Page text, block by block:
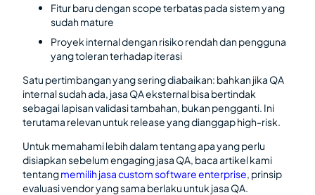
Fitur baru dengan scope terbatas pada sistem yang
sudah mature
Proyek internal dengan risiko rendah dan pengguna
yang toleran terhadap iterasi
Satu pertimbangan yang sering diabaikan: bahkan jika QA
internal sudah ada, jasa QA eksternal bisa bertindak
sebagai lapisan validasi tambahan, bukan pengganti. Ini
terutama relevan untuk release yang dianggap high-risk.
Untuk memahami lebih dalam tentang apa yang perlu
disiapkan sebelum engaging jasa QA, baca artikel kami
tentangmemilih jasa custom software enterprise, prinsip
evaluasi vendor yang sama berlaku untuk jasa QA.